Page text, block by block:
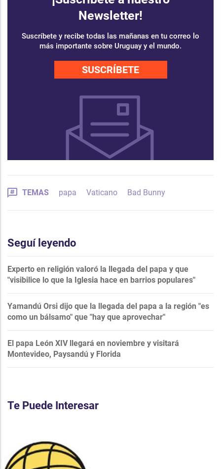
Newsletter!
Suscríbete y recibe todas las mañanas en tu correo lo
más importante sobre Uruguay y el mundo.
SUSCRÍBETE
TEMAS papa Vaticano Bad Bunny
Seguí leyendo
Experto en religión valoró la llegada del papa y que
"visibilice lo que la Iglesia hace en barrios populares"
Yamandú Orsi dijo que la llegada del papa a la región "es
como un bálsamo" que "hay que aprovechar"
El papa León XIV llegará en noviembre y visitará
Montevideo, Paysandú y Florida
Te Puede Interesar